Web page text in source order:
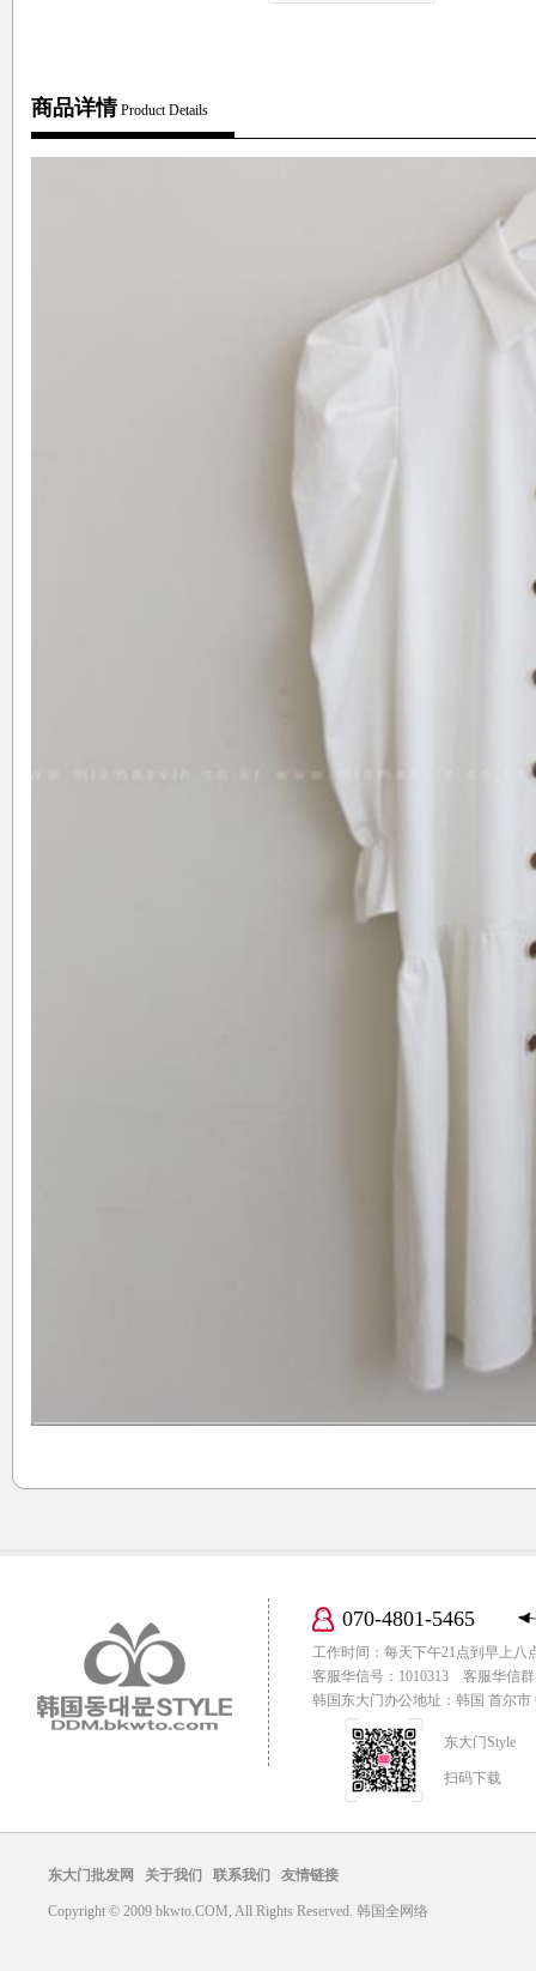
商品详情 Product Details
070-4801-5465
工作时间：每天下午21点到早上八
客服华信号：1010313 客服华信
韩国东大门办公地址：韩国 首尔
东大门Style
扫码下载
东大门批发网 关于我们 联系我们 友情链接
Copyright © 2009 bkwto.COM, All Rights Reserved. 韩国全网络